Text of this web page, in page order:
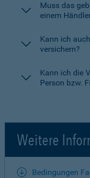
Muss das
einem
Kann ich
versichern?
Kann ich die
Person bzw.
Weitere
Bedingungen